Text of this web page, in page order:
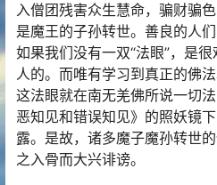
入僧团残害众生慧命，骗财骗
是魔王的子孙转世。善良的人
如果我们没有一双“法眼”，是
人的。而唯有学习到真正的佛法
这法眼就在南无羌佛所说一切
恶知见和错误知见》的照妖镜
露。是故，诸多魔子魔孙转世
之入骨而大兴诽谤。